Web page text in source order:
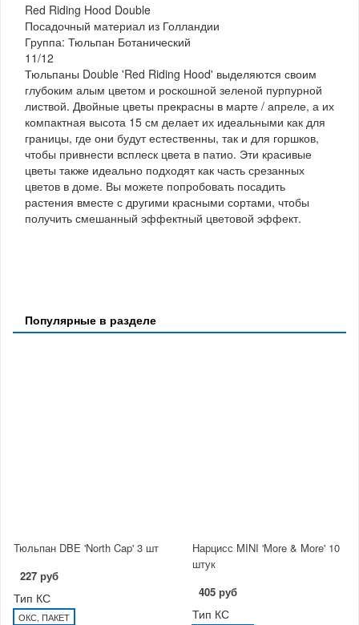
Red Riding Hood Double
Посадочный материал из Голландии
Группа: Тюльпан Ботанический
11/12
Тюльпаны Double 'Red Riding Hood' выделяются своим
глубоким алым цветом и роскошной зеленой пурпурной
листвой. Двойные цветы прекрасны в марте / апреле, а их
компактная высота 15 см делает их идеальными как для
границы, где они будут естественны, так и для горшков,
чтобы привнести всплеск цвета в патио. Эти красивые
цветы также идеально подходят как часть срезанных
цветов в доме. Вы можете попробовать посадить
растения вместе с другими красными сортами, чтобы
получить смешанный эффектный цветовой эффект.
Популярные в разделе
Тюльпан DBE 'North Cap' 3 шт
227 руб
Тип КС
ОКС, ПАКЕТ
Нарцисс MINI 'More & More' 10
штук
405 руб
Тип КС